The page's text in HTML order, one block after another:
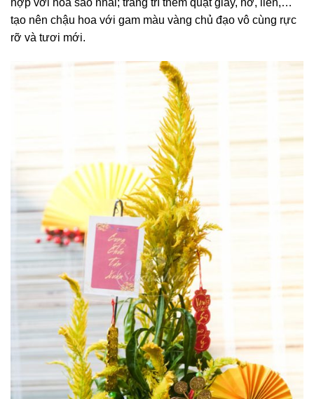
tạo nên chậu hoa với gam màu vàng chủ đạo vô cùng rực
rỡ và tươi mới.